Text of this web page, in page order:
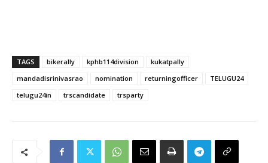
TAGS bikerally kphb114division
kukatpally
mandadisrinivasrao
nomination returningofficer
TELUGU24
telugu24in
trscandidate trsparty